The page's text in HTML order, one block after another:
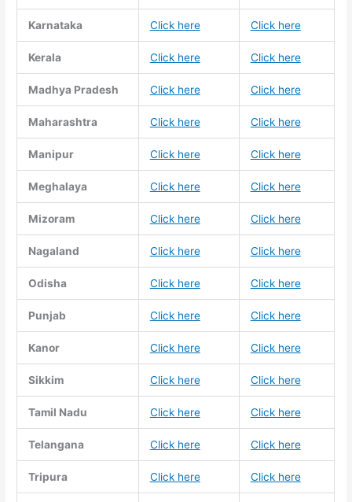
Karnataka Click here Click here
Kerala Click here Click here
Madhya Pradesh Click here Click here
Maharashtra Click here Click here
Manipur Click here Click here
Meghalaya Click here Click here
Mizoram Click here Click here
Nagaland Click here Click here
Odisha Click here Click here
Punjab Click here Click here
Kanor Click here Click here
Sikkim Click here Click here
Tamil Nadu Click here Click here
Telangana Click here Click here
Tripura Click here Click here